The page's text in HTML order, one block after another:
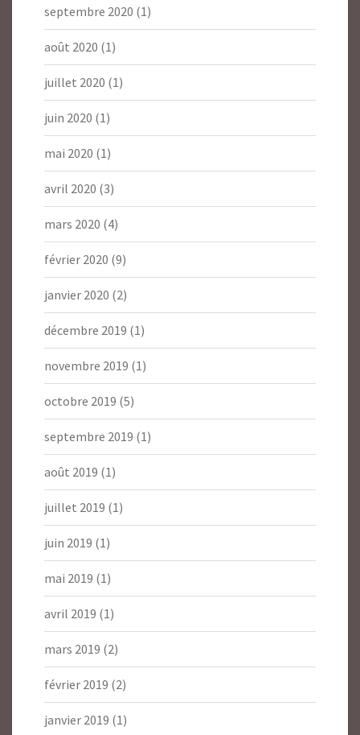
septembre 2020 (1)
août 2020 (1)
juillet 2020 (1)
juin 2020 (1)
mai 2020 (1)
avril 2020 (3)
mars 2020 (4)
février 2020 (9)
janvier 2020 (2)
décembre 2019 (1)
novembre 2019 (1)
octobre 2019 (5)
septembre 2019 (1)
août 2019 (1)
juillet 2019 (1)
juin 2019 (1)
mai 2019 (1)
avril 2019 (1)
mars 2019 (2)
février 2019 (2)
janvier 2019 (1)